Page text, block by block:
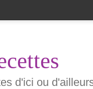
d'ici ou